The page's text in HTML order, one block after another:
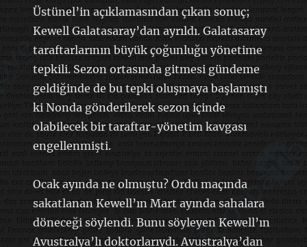
Üstünel’in açıklamasından çıkan sonuç;
Kewell Galatasaray’dan ayrıldı. Galatasaray
taraftarlarının büyük çoğunluğu yönetime
tepkili. Sezon ortasında gitmesi gündeme
geldiğinde de bu tepki oluşmaya başlamıştı
ki Nonda gönderilerek sezon içinde
olabilecek bir taraftar-yönetim kavgası
engellenmişti.
Ocak ayında ne olmuştu? Ordu maçında
sakatlanan Kewell’ın Mart ayında sahalara
döneceği söylendi. Bunu söyleyen Kewell’ın
Avustralya’lı doktorlarıydı. Avustralya’dan